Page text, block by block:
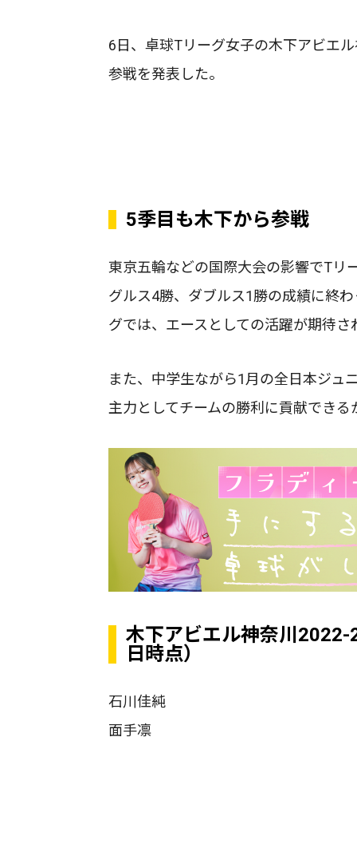
6日、卓球Tリーグ女子の木下アビエ
参戦を発表した。
5季目も木下から参戦
東京五輪などの国際大会の影響でTリ
グルス4勝、ダブルス1勝の成績に終
グでは、エースとしての活躍が期待さ
また、中学生ながら1月の全日本ジュ
主力としてチームの勝利に貢献できる
木下アビエル神奈川
日時点）
石川佳純
面手凛